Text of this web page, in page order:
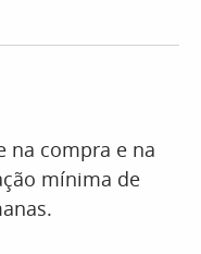
na compra e na
mínima de